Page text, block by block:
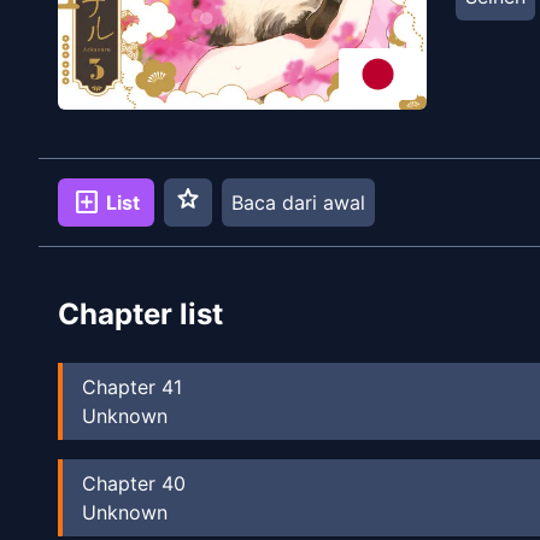
add_box List star Baca dari awal
Chapter list
Chapter 41
Unknown
Chapter 40
Unknown